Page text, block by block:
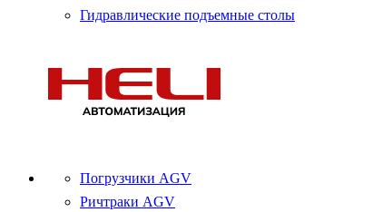
Гидравлические подъемные столы
Погрузчики AGV
Ричтраки AGV